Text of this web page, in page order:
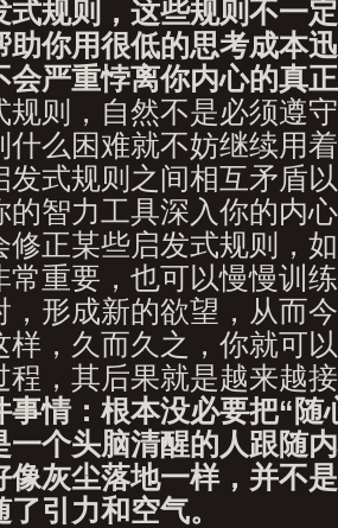
式规则，这些规则不一
助你用很低的思考成本
会严重悖离你内心的真
规则，自然不是必须遵
什么困难就不妨继续用
发式规则之间相互矛盾
的智力工具深入你的内
修正某些启发式规则，
常重要，也可以慢慢训
，形成新的欲望，从而
样，久而久之，你就可
程，其后果就是越来越
事情：根本没必要把“随
一个头脑清醒的人跟随
像灰尘落地一样，并不
引力和空气。